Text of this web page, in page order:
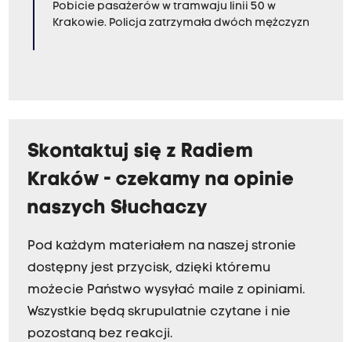
Pobicie pasażerów w tramwaju linii 50 w
Krakowie. Policja zatrzymała dwóch mężczyzn
Skontaktuj się z Radiem
Kraków - czekamy na opinie
naszych Słuchaczy
Pod każdym materiałem na naszej stronie
dostępny jest przycisk, dzięki któremu
możecie Państwo wysyłać maile z opiniami.
Wszystkie będą skrupulatnie czytane i nie
pozostaną bez reakcji.